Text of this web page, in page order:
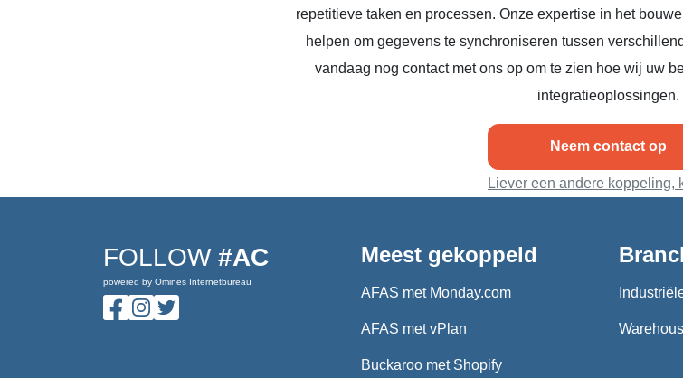
repetitieve taken en processen. Onze expertise in het
helpen om gegevens te synchroniseren tussen
vandaag nog contact met ons op om te zien hoe wij uw
integratieoplossingen.
Neem contact op
Liever een andere koppeling,
FOLLOW #AC
powered by Omines Internetbureau
Meest gekoppeld
AFAS met Monday.com
AFAS met vPlan
Buckaroo met Shopify